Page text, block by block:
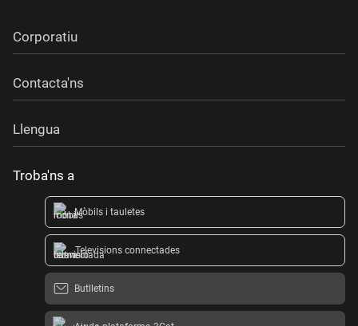
Corporatiu
Contacta'ns
Llengua
Troba'ns a
Mòbils i tauletes
Televisions connectades
Butlletins